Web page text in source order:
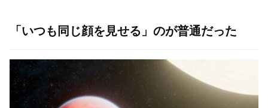
「いつも同じ顔を見せる」のが普通だった